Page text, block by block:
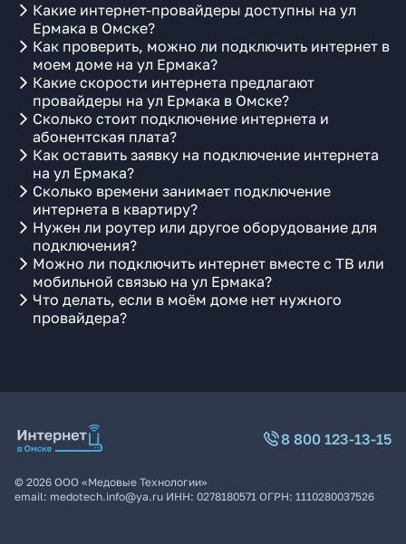
Какие интернет-провайдеры доступны на ул
Ермака в Омске?
Как проверить, можно ли подключить интернет в
моем доме на ул Ермака?
Какие скорости интернета предлагают
провайдеры на ул Ермака в Омске?
Сколько стоит подключение интернета и
абонентская плата?
Как оставить заявку на подключение интернета
на ул Ермака?
Сколько времени занимает подключение
интернета в квартиру?
Нужен ли роутер или другое оборудование для
подключения?
Можно ли подключить интернет вместе с ТВ или
мобильной связью на ул Ермака?
Что делать, если в моём доме нет нужного
провайдера?
8 800 123-13-15
© 2026 ООО «Медовые Технологии»
email: medotech.info@ya.ru ИНН: 0278180571 ОГРН: 1110280037526